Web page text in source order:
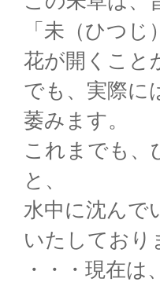
「未（ひつ
花が開くこと
でも、実際に
萎みます。
これまでも、
と、
水中に沈んで
いたしており
・・・現在